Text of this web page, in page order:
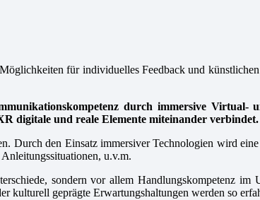
für individuelles Feedback und
durch immersive Virtual-
digitale und reale Elemente miteinander verbindet.
Durch den Einsatz immersiver Technologien wird
u.v.m.
sondern vor allem Handlungskompetenz im
kulturell geprägte Erwartungshaltungen werden so